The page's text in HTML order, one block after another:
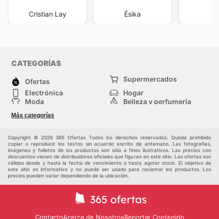
Cristian Lay Ésika
CATEGORÍAS
Ofertas
Supermercados
Electrónica
Hogar
Moda
Belleza y perfumería
Deporte
Más categorías
Copyright © 2026 365 Ofertas Todos los derechos reservados. Queda prohibido
copiar o reproducir los textos sin acuerdo escrito de antemano. Las fotografías,
imágenes y folletos de los productos son sólo a fines ilustrativos. Las precios con
descuentos vienen de distribuidores oficiales que figuran en este sitio. Las ofertas son
válidas desde y hasta la fecha de vencimiento o hasta agotar stock. El objetivo de
este sitio es informativo y no puede ser usado para reclamar los productos. Los
precios pueden variar dependiendo de la ubicación.
ContactoAcerca de NosotrosReportar Contenido